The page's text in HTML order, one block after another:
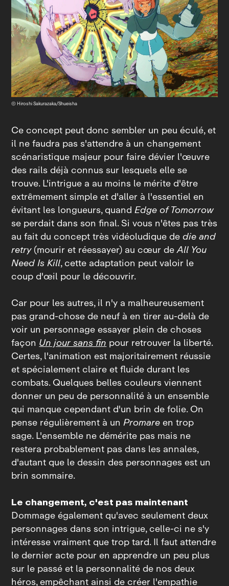
© Hiroshi Sakurazaka/Shueisha
Ce concept peut donc sembler un peu éculé, et
il ne faudra pas s'attendre à un changement
scénaristique majeur pour faire dévier l'œuvre
des rails déjà connus sur lesquels elle se
trouve. L'intrigue a au moins le mérite d'être
extrêmement simple et d'aller à l'essentiel en
évitant les longueurs, quandEdge of Tomorrow
se perdait dans son final. Si vous n'êtes pas très
au fait du concept très vidéoludique de die and
retry(mourir et réessayer) au cœur deAll You
Need Is Kill, cette adaptation peut valoir le
coup d'œil pour le découvrir.
Car pour les autres, il n'y a malheureusement
pas grand‑chose de neuf à en tirer au‑delà de
voir un personnage essayer plein de choses
façonUn jour sans finpour retrouver la liberté.
Certes, l'animation est majoritairement réussie
et spécialement claire et fluide durant les
combats. Quelques belles couleurs viennent
donner un peu de personnalité à un ensemble
qui manque cependant d'un brin de folie. On
pense régulièrement à unPromare en trop
sage. L'ensemble ne démérite pas mais ne
restera probablement pas dans les annales,
d'autant que le dessin des personnages est un
brin sommaire.
Le changement, c'est pas maintenant
Dommage également qu'avec seulement deux
personnages dans son intrigue, celle-ci ne s'y
intéresse vraiment que trop tard. Il faut attendre
le dernier acte pour en apprendre un peu plus
sur le passé et la personnalité de nos deux
héros, empêchant ainsi de créer l'empathie